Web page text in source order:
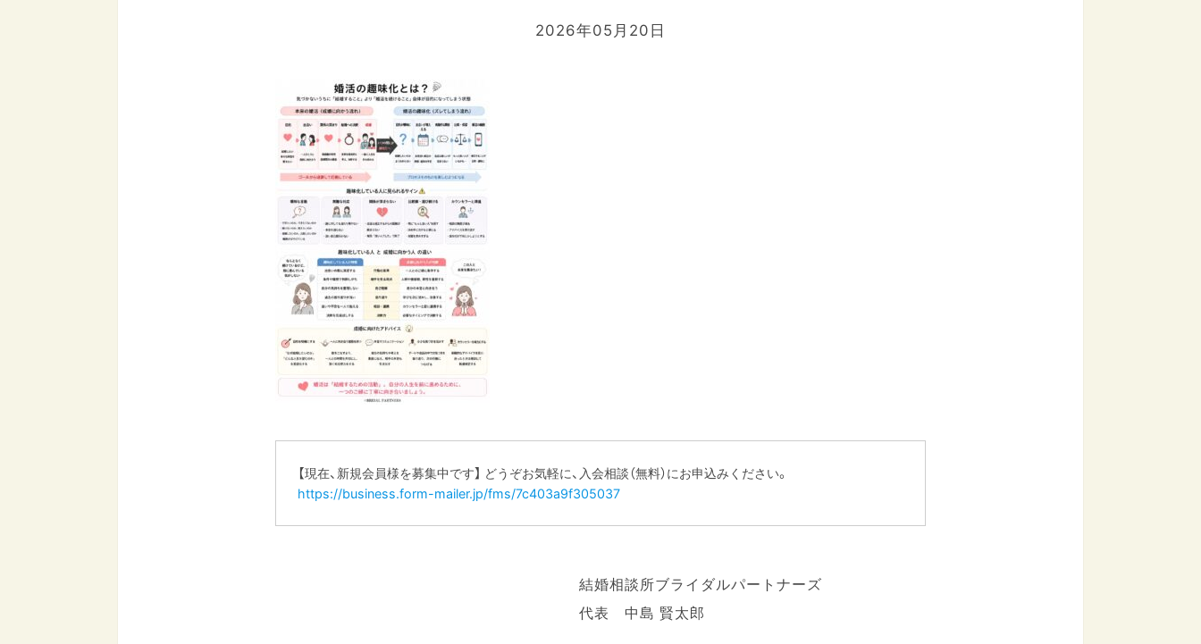
2026年05月20日
【現在、新規会員様を募集中です】 どうぞお気軽に、入会相談（無料）にお申込みください。
https://business.form-mailer.jp/fms/7c403a9f305037
結婚相談所ブライダルパートナーズ
代表 中島 賢太郎